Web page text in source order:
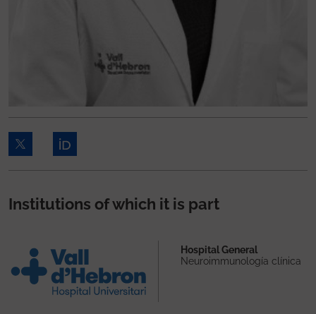
Institutions of which it is part
Hospital General
Neuroimmunología clínica